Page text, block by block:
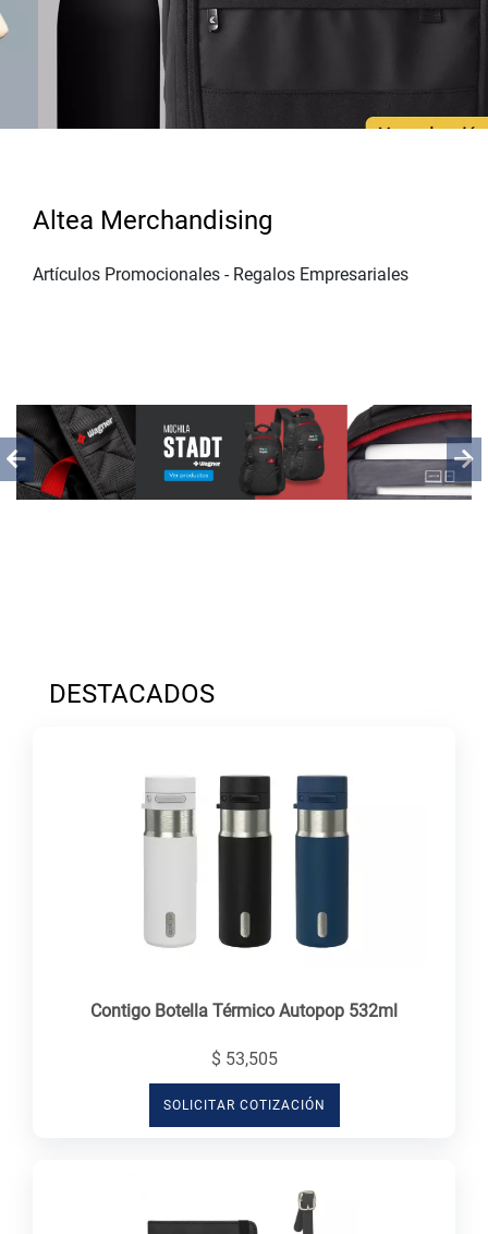
Altea Merchandising
Artículos Promocionales - Regalos Empresariales
Previous
DESTACADOS
Contigo Botella Térmico Autopop 532ml
$ 53,505
SOLICITAR COTIZACIÓN